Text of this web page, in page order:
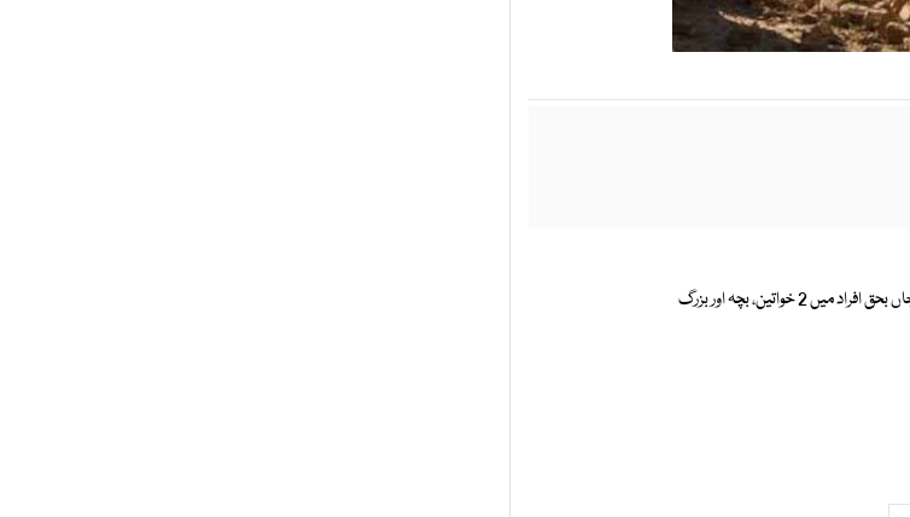
ڈائریکٹر جنرل ریسکیو 1122 نے صوبے میں ہونے والے نقصانات کی تفصیلات جاری کر دیں جس کے مطابق جاں بحق افراد میں 2 خواتین، بچہ اور بزرگ